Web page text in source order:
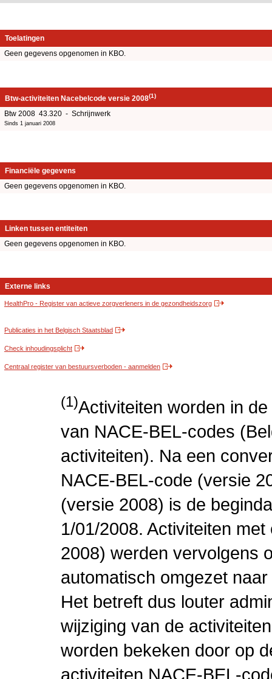
Toelatingen
Geen gegevens opgenomen in KBO.
Btw-activiteiten Nacebelcode versie 2008(1)
Btw 2008 43.320 - Schrijnwerk
Sinds 1 januari 2008
Financiële gegevens
Geen gegevens opgenomen in KBO.
Linken tussen entiteiten
Geen gegevens opgenomen in KBO.
Externe links
HealthPro - Register van actieve zorgverleners in de gezondheidszorg
Publicaties in het Belgisch Staatsblad
Check inhoudingsplicht
Centraal register van bestuursverboden - aanmelden
(1)Activiteiten worden in
van NACE-BEL-codes
activiteiten). Na een
NACE-BEL-code (versie
(versie 2008) is de
1/01/2008. Activiteiten
2008) werden vervolgens
automatisch omgezet
Het betreft dus louter
wijziging van de
worden bekeken door op
activiteiten NACE-BEL-